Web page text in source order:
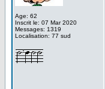
Age: 62
Inscrit le: 07 Mar 2020
Messages: 1319
Localisation: 77 sud